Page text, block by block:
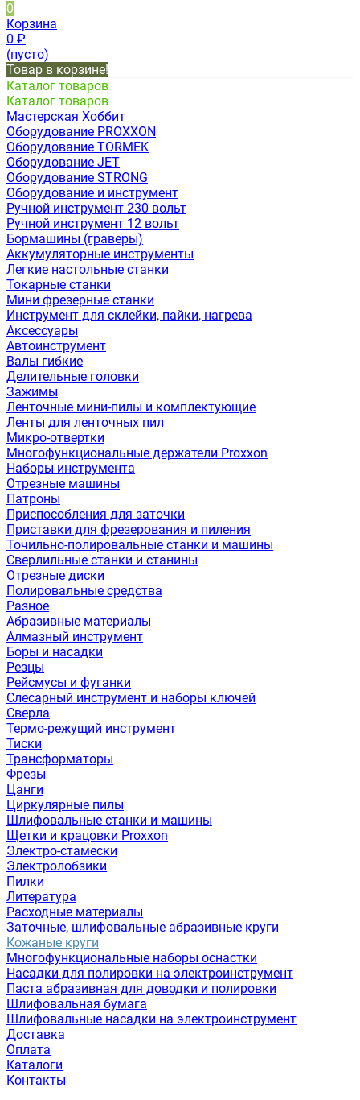
0
Корзина
0 ₽
(пусто)
Товар в корзине!
Каталог товаров
Каталог товаров
Мастерская Хоббит
Оборудование PROXXON
Оборудование TORMEK
Оборудование JET
Оборудование STRONG
Оборудование и инструмент
Ручной инструмент 230 вольт
Ручной инструмент 12 вольт
Бормашины (граверы)
Аккумуляторные инструменты
Легкие настольные станки
Токарные станки
Мини фрезерные станки
Инструмент для склейки, пайки, нагрева
Аксессуары
Автоинструмент
Валы гибкие
Делительные головки
Зажимы
Ленточные мини-пилы и комплектующие
Ленты для ленточных пил
Микро-отвертки
Многофункциональные держатели Proxxon
Наборы инструмента
Отрезные машины
Патроны
Приспособления для заточки
Приставки для фрезерования и пиления
Точильно-полировальные станки и машины
Сверлильные станки и станины
Отрезные диски
Полировальные средства
Разное
Абразивные материалы
Алмазный инструмент
Боры и насадки
Резцы
Рейсмусы и фуганки
Слесарный инструмент и наборы ключей
Сверла
Термо-режущий инструмент
Тиски
Трансформаторы
Фрезы
Цанги
Циркулярные пилы
Шлифовальные станки и машины
Щетки и крацовки Proxxon
Электро-стамески
Электролобзики
Пилки
Литература
Расходные материалы
Заточные, шлифовальные абразивные круги
Кожаные круги
Многофункциональные наборы оснастки
Насадки для полировки на электроинструмент
Паста абразивная для доводки и полировки
Шлифовальная бумага
Шлифовальные насадки на электроинструмент
Доставка
Оплата
Каталоги
Контакты